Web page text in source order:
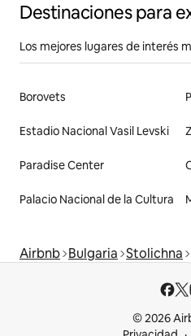
Destinaciones para
Los mejores lugares de interés
Borovets
Estadio Nacional Vasil Levski
Paradise Center
Palacio Nacional de la Cultura
Airbnb Bulgaria Stolichna
© 2026